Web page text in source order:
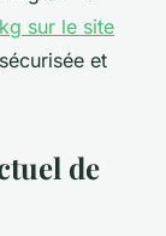
sur le site
et
de